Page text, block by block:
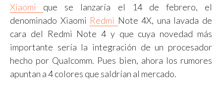
Xiaomi que se lanzaría el 14 de febrero, el
denominado Xiaomi Redmi Note 4X, una lavada de
cara del Redmi Note 4 y que cuya novedad más
importante sería la integración de un procesador
hecho por Qualcomm. Pues bien, ahora los rumores
apuntan a 4 colores que saldrían al mercado.